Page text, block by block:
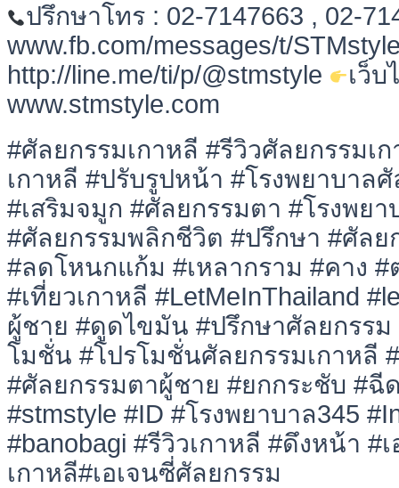
ปรึกษาโทร : 02-7147663 , 02-
www.fb.com/messages/t/
http://line.me/ti/p/@stmstyle
เว็บ
www.stmstyle.com
#ศัลยกรรมเกาหลี #รีวิวศัลยกรรมเ
เกาหลี #ปรับรูปหน้า #โรงพยาบาล
#เสริมจมูก #ศัลยกรรมตา #โรงพยา
#ศัลยกรรมพลิกชีวิต #ปรึกษา #ศัลย
#ลดโหนกแก้ม #เหลากราม #คาง
#เที่ยวเกาหลี #LetMeInThailand
ผู้ชาย #ดูดไขมัน #ปรึกษาศัลยกรรม
โมชั่น #โปรโมชั่นศัลยกรรมเกาหลี
#ศัลยกรรมตาผู้ชาย #ยกกระชับ #
#stmstyle #ID #โรงพยาบาล345
#banobagi #รีวิวเกาหลี #ดึงหน้า #
เกาหลี#เอเจนซี่ศัลยกรรม